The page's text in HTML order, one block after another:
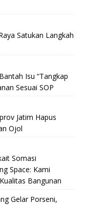
Satukan Langkah
Isu “Tangkap
Sesuai SOP
Jatim Hapus
Ojol
Somasi
Space: Kami
Bangunan
Gelar Porseni,